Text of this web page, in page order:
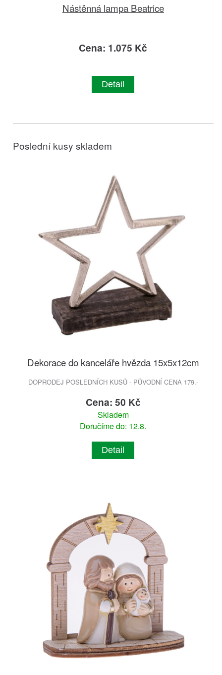
Nástěnná lampa Beatrice
Cena: 1.075 Kč
Detail
Poslední kusy skladem
Dekorace do kanceláře hvězda 15x5x12cm
DOPRODEJ POSLEDNÍCH KUSŮ - PŮVODNÍ CENA 179.-
Cena: 50 Kč
Skladem
Doručíme do: 12.8.
Detail